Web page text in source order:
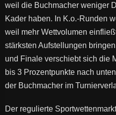
weil die Buchmacher weniger
Kader haben. In K.o.-Runden
weil mehr Wettvolumen
stärksten Aufstellungen
und Finale verschiebt sich die
bis 3 Prozentpunkte nach
der Buchmacher im
Der regulierte